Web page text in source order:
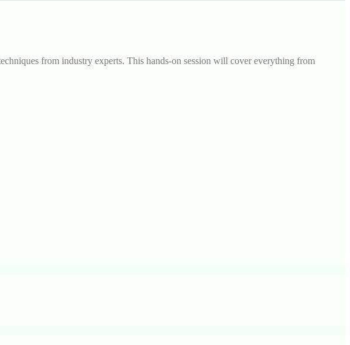
from industry experts. This hands-on session will cover everything from